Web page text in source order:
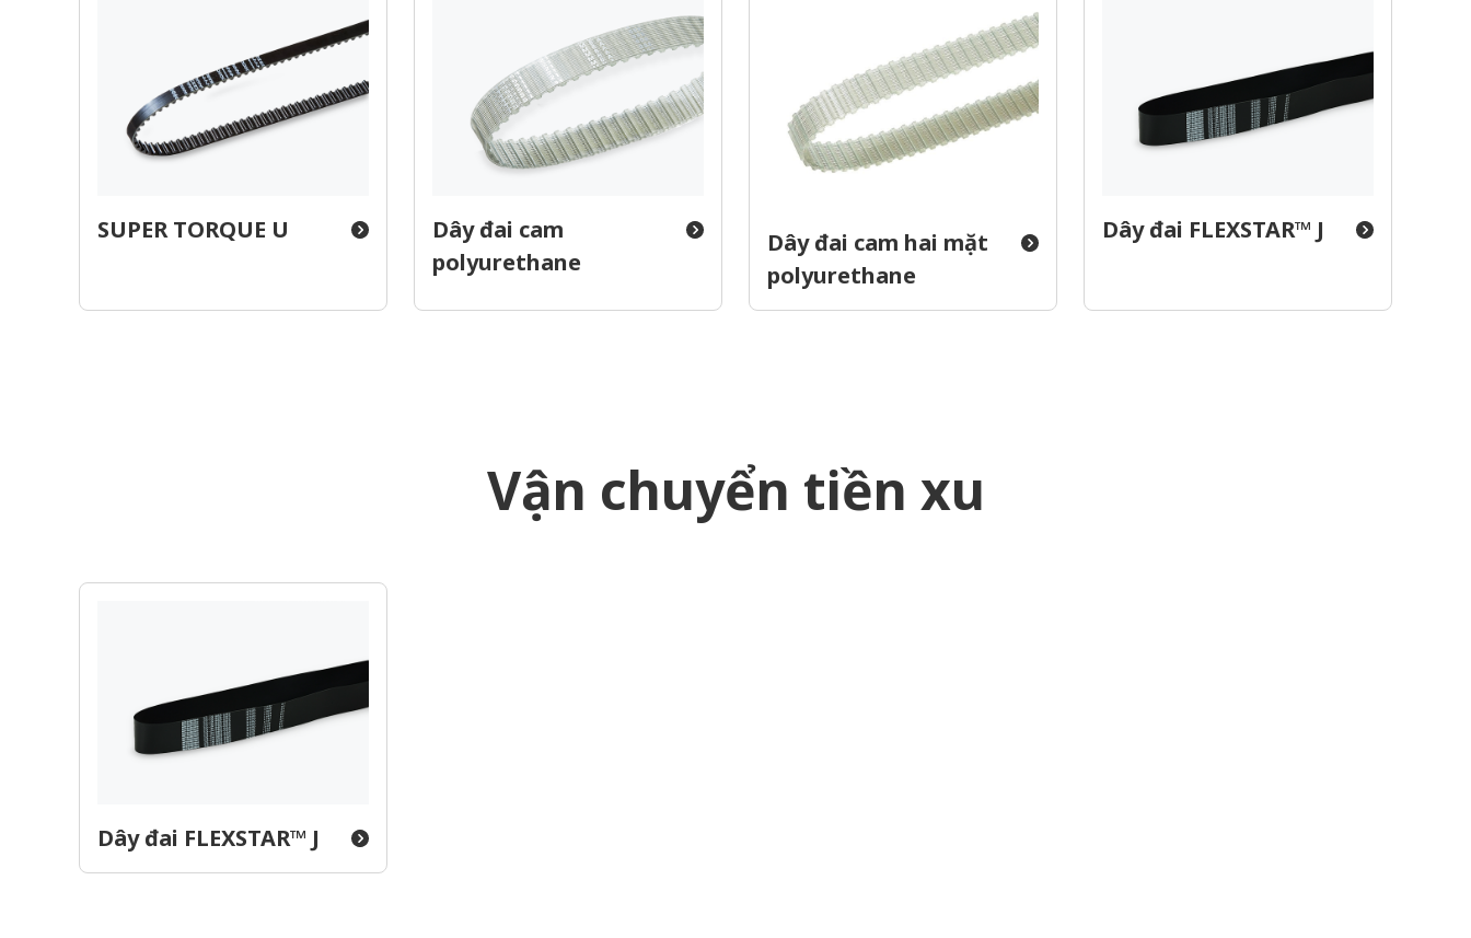
SUPER TORQUE U
Dây đai cam
polyurethane
Dây đai cam hai mặt
polyurethane
Dây đai FLEXSTAR™ J
Vận chuyển tiền xu
Dây đai FLEXSTAR™ J